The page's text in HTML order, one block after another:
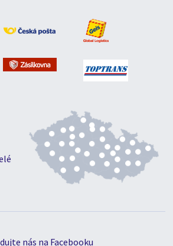
nás na Facebooku